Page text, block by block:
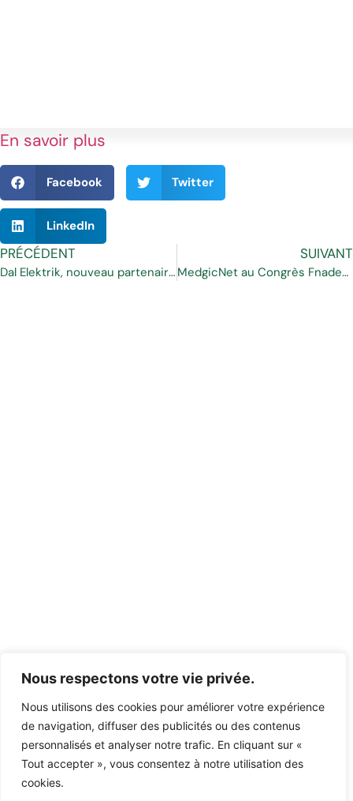
Nous respectons votre vie privée.
Nous utilisons des cookies pour améliorer votre expérience
de navigation, diffuser des publicités ou des contenus
personnalisés et analyser notre trafic. En cliquant sur «
Tout accepter », vous consentez à notre utilisation des
cookies.
En savoir plus
Facebook Twitter
LinkedIn
PRÉCÉDENT
Dal Elektrik, nouveau partenaire d’Imeon Energy pour la Turquie
SUIVANT
MedgicNet au Congrès Fnadepa – Nantes les 4 et 5 juin 2018